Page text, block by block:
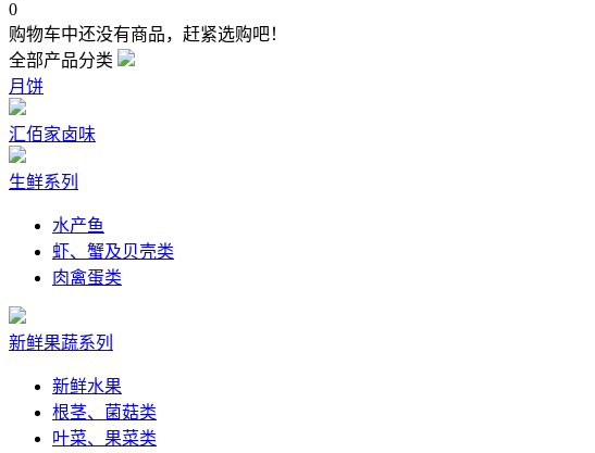
0
购物车中还没有商品，赶紧选购吧！
全部产品分类
月饼
汇佰家卤味
生鲜系列
水产鱼
虾、蟹及贝壳类
肉禽蛋类
新鲜果蔬系列
新鲜水果
根茎、菌菇类
叶菜、果菜类